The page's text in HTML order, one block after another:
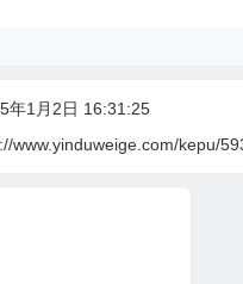
年1月2日 16:31:25
www.yinduweige.com/kepu/